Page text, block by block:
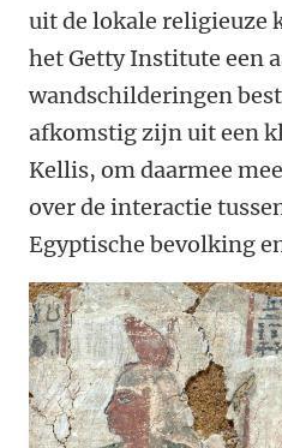
uit de lokale religieuze
het Getty Institute een
wandschilderingen
afkomstig zijn uit een
Kellis, om daarmee
over de interactie
Egyptische bevolking